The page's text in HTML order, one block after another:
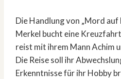
Die Handlung von „Mord auf
Merkel bucht eine
reist mit ihrem Mann Achim
Die Reise soll ihr
Erkenntnisse für ihr Hobby